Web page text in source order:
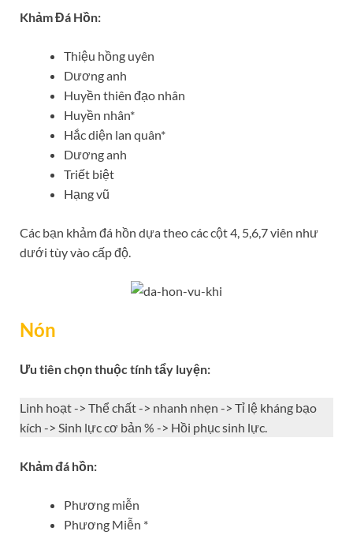
Khảm Đá Hồn:
Thiệu hồng uyên
Dương anh
Huyền thiên đạo nhân
Huyền nhân*
Hắc diện lan quân*
Dương anh
Triết biệt
Hạng vũ
Các bạn khảm đá hồn dựa theo các cột 4, 5,6,7 viên như
dưới tùy vào cấp độ.
Nón
Ưu tiên chọn thuộc tính tẩy luyện:
Linh hoạt -> Thể chất -> nhanh nhẹn -> Tỉ lệ kháng bạo
kích -> Sinh lực cơ bản % -> Hồi phục sinh lực.
Khảm đá hồn:
Phương miễn
Phương Miễn *